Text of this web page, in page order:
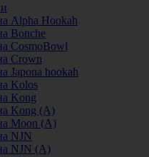
Alpha Hookah
Bonche
CosmoBowl
Crown
Japona hookah
Kolos
Kong
Kong (A)
Moon (А)
NJN
NJN (А)